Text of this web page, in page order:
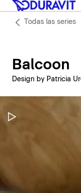
Todas las series
Balcoon
Design by Patricia
Pausar vídeo